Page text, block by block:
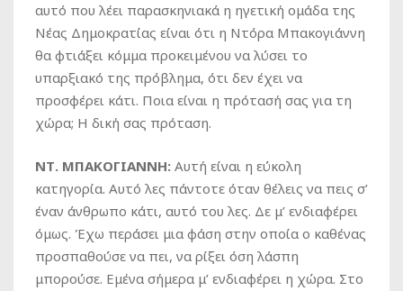
αυτό που λέει παρασκηνιακά η ηγετική ομάδα της
Νέας Δημοκρατίας είναι ότι η Ντόρα Μπακογιάννη
θα φτιάξει κόμμα προκειμένου να λύσει το
υπαρξιακό της πρόβλημα, ότι δεν έχει να
προσφέρει κάτι. Ποια είναι η πρότασή σας για τη
χώρα; Η δική σας πρόταση.
ΝΤ. ΜΠΑΚΟΓΙΑΝΝΗ: Αυτή είναι η εύκολη
κατηγορία. Αυτό λες πάντοτε όταν θέλεις να πεις σ’
έναν άνθρωπο κάτι, αυτό του λες. Δε μ’ ενδιαφέρει
όμως. Έχω περάσει μια φάση στην οποία ο καθένας
προσπαθούσε να πει, να ρίξει όση λάσπη
μπορούσε. Εμένα σήμερα μ’ ενδιαφέρει η χώρα. Στο